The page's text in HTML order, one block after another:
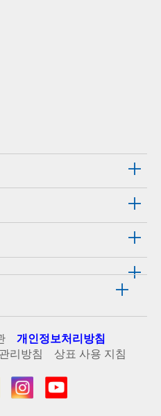
개인정보처리방침
리방침
상표 사용 지침